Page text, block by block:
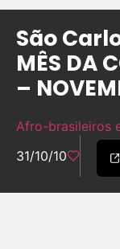
São
MÊS DA
–
Afro-brasileiros
31/10/10